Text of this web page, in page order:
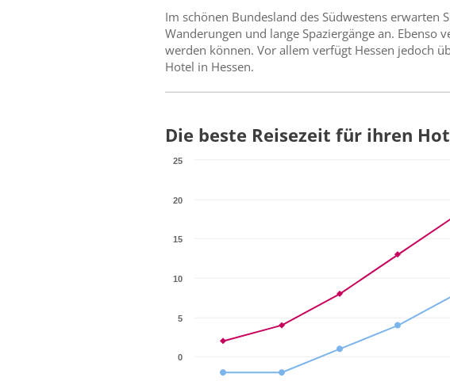
Im schönen Bundesland des Südwestens
Wanderungen und lange Spaziergänge an.
werden können. Vor allem verfügt Hessen jedoch
Hotel in Hessen.
Die beste Reisezeit für ihren
0
5
10
15
20
25